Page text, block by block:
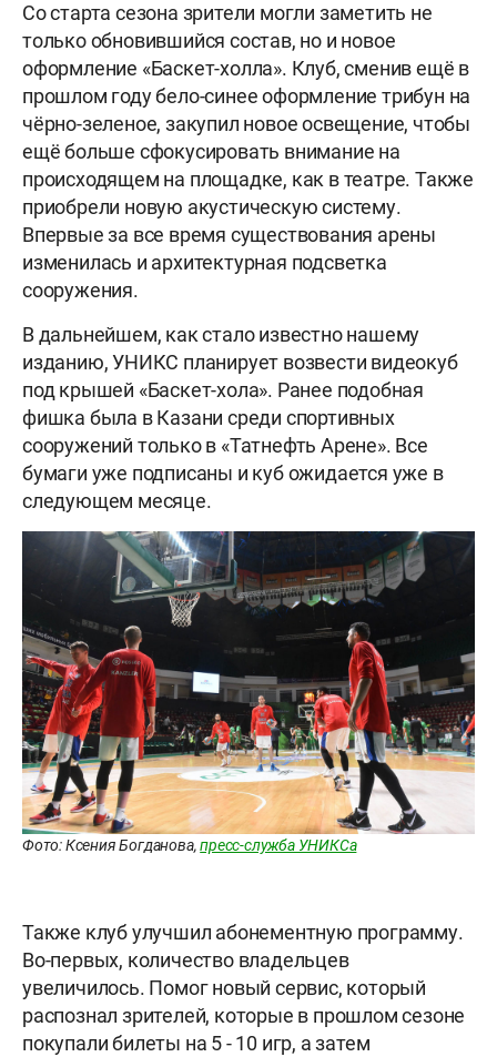
Со старта сезона зрители могли заметить не
только обновившийся состав, но и новое
оформление «Баскет-холла». Клуб, сменив ещё в
прошлом году бело-синее оформление трибун на
чёрно-зеленое, закупил новое освещение, чтобы
ещё больше сфокусировать внимание на
происходящем на площадке, как в театре. Также
приобрели новую акустическую систему.
Впервые за все время существования арены
изменилась и архитектурная подсветка
сооружения.
В дальнейшем, как стало известно нашему
изданию, УНИКС планирует возвести видеокуб
под крышей «Баскет-хола». Ранее подобная
фишка была в Казани среди спортивных
сооружений только в «Татнефть Арене». Все
бумаги уже подписаны и куб ожидается уже в
следующем месяце.
Фото: Ксения Богданова,пресс-служба УНИКСа
Также клуб улучшил абонементную программу.
Во-первых, количество владельцев
увеличилось. Помог новый сервис, который
распознал зрителей, которые в прошлом сезоне
покупали билеты на 5 - 10 игр, а затем